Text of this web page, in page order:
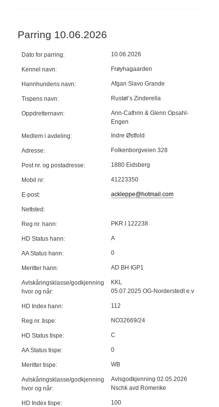
Parring 10.06.2026
Dato for parring: 10.06.2026
Kennel navn: Frøyhagaarden
Hannhundens navn: Afgan Slavo Grande
Tispens navn: Rustøl’s Zinderella
Oppdretternavn:
Ann-Cathrin & Glenn Opsahl-
Engen
Medlem i avdeling: Indre Østfold
Adresse: Folkenborgveien 328
Post nr. og postadresse: 1880 Eidsberg
Mobil nr: 41223350
E-post: ackleppe@hotmail.com
Nettsted:
Reg nr. hann: PKR.I 122238
HD Status hann: A
AA Status hann: 0
Meritter hann: AD BH IGP1
Avlskåringsklasse/godkjenning
hvor og når:
KKL
05.07.2025 OG-Norderstedt e.v
HD Index hann: 112
Reg nr. tispe: NO32669/24
HD Status tispe: C
AA Status tispe: 0
Meritter tispe: WB
Avlskåringsklasse/godkjenning
hvor og når:
Avlsgodkjenning 02.05.2026
Nschk avd Romerike
HD Index tispe: 100